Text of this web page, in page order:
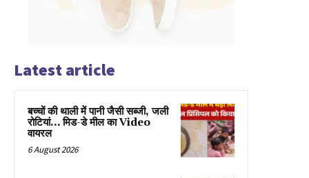
Latest article
बच्चों की थाली में पानी जैसी सब्जी, जली
रोटियां… मिड-डे मील का Video
वायरल
6 August 2026